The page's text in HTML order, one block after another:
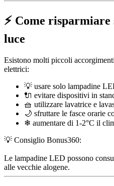
⚡ Come
luce
Esistono molti piccoli
elettrici:
💡 usare solo lampadine
🔌 evitare dispositivi in
🧺 utilizzare lavatrice e
🌙 sfruttare le fasce orarie
❄ aumentare di 1-2°C il
💡 Consiglio Bonus360:
Le lampadine LED possono
alle vecchie alogene.